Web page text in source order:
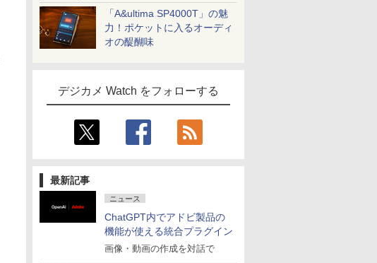
「A&ultima SP4000T」の魅
力！ポケットに入るオーディ
オの醍醐味
デジカメ Watch をフォローする
最新記事
ニュース
ChatGPT内でアドビ製品の
機能が使える統合プラグイン
画像・動画の作成を対話で